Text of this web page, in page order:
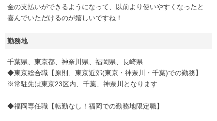
金の支払いができるようになって、以前より使いやすくなったと
喜んでいただけるのが嬉しいですね！
勤務地
千葉県、東京都、神奈川県、福岡県、長崎県
◆東京総合職【原則、東京近郊(東京・神奈川・千葉)での勤務】
※常駐先は東京23区内、千葉、神奈川となります
◆福岡専任職【転勤なし！福岡での勤務地限定職】